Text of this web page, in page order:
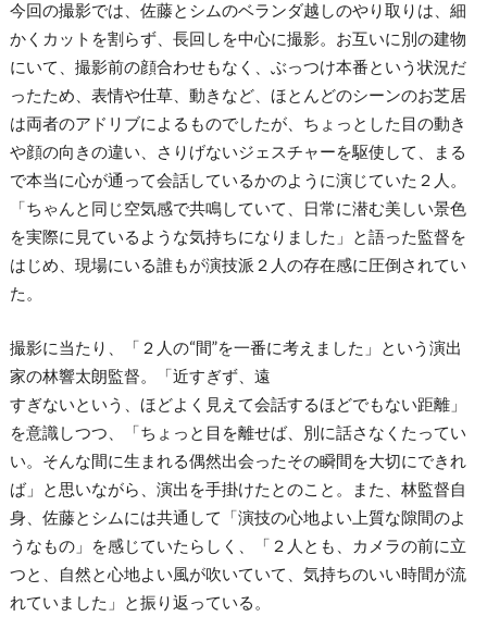
今回の撮影では、佐藤とシムのベランダ越しのやり取りは、細
かくカットを割らず、長回しを中心に撮影。お互いに別の建物
にいて、撮影前の顔合わせもなく、ぶっつけ本番という状況だ
ったため、表情や仕草、動きなど、ほとんどのシーンのお芝居
は両者のアドリブによるものでしたが、ちょっとした目の動き
や顔の向きの違い、さりげないジェスチャーを駆使して、まる
で本当に心が通って会話しているかのように演じていた２人。
「ちゃんと同じ空気感で共鳴していて、日常に潜む美しい景色
を実際に見ているような気持ちになりました」と語った監督を
はじめ、現場にいる誰もが演技派２人の存在感に圧倒されてい
た。
撮影に当たり、「２人の“間”を一番に考えました」という演出
家の林響太朗監督。「近すぎず、遠
すぎないという、ほどよく見えて会話するほどでもない距離」
を意識しつつ、「ちょっと目を離せば、別に話さなくたってい
い。そんな間に生まれる偶然出会ったその瞬間を大切にできれ
ば」と思いながら、演出を手掛けたとのこと。また、林監督自
身、佐藤とシムには共通して「演技の心地よい上質な隙間のよ
うなもの」を感じていたらしく、「２人とも、カメラの前に立
つと、自然と心地よい風が吹いていて、気持ちのいい時間が流
れていました」と振り返っている。